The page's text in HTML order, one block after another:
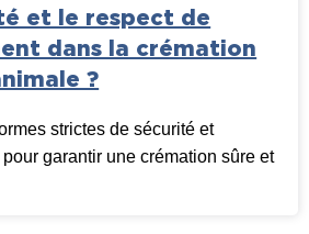
et le respect de
dans la crémation
?
strictes de sécurité et
garantir une crémation sûre et